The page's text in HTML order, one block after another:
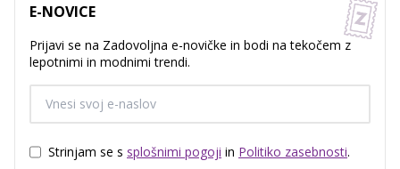
E-NOVICE
Prijavi se na Zadovoljna e-novičke in bodi na tekočem z
lepotnimi in modnimi trendi.
Strinjam se s splošnimi pogoji in Politiko zasebnosti.